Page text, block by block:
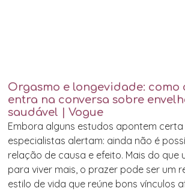
Orgasmo e longevidade: como
entra na conversa sobre
saudável | Vogue
Embora alguns estudos apontem certa
especialistas alertam: ainda não é
relação de causa e efeito. Mais do que
para viver mais, o prazer pode ser um
estilo de vida que reúne bons vínculos